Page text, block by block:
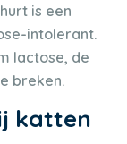
is een
intolerant.
lactose, de
breken.
katten